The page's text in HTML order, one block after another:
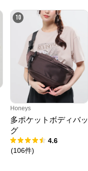
10
Honeys
多ポケットボディバッ
グ
4.6
(106件)